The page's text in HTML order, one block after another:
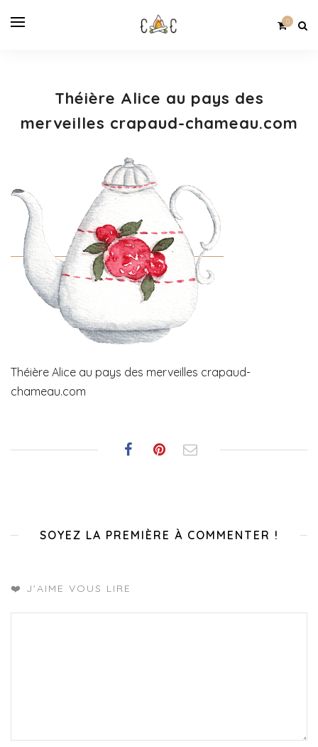
0
Théière Alice au pays des
merveilles crapaud-chameau.com
Théière Alice au pays des merveilles crapaud-
chameau.com
SOYEZ LA PREMIÈRE À COMMENTER !
❤️ J'AIME VOUS LIRE